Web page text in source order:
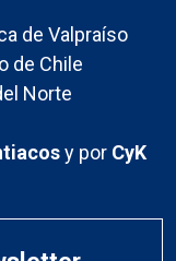
de Valpraíso
de Chile
Norte
y por CyK